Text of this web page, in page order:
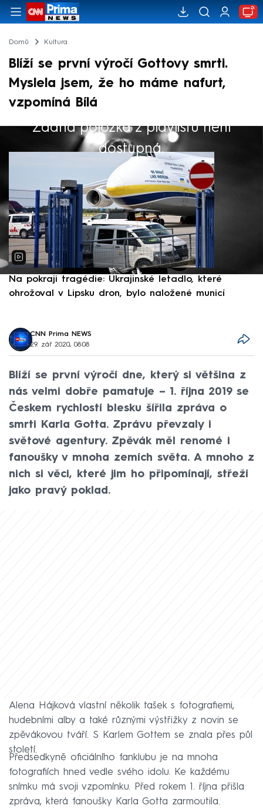
Domů Kultura
Blíží se první výročí Gottovy smrti.
Myslela jsem, že ho máme nafurt,
vzpomíná Bílá
Žádná položka z playlistu není
dostupná.
Výběr redakce
Na pokraji tragédie: Ukrajinské letadlo, které
ohrožoval v Lipsku dron, bylo naložené municí
CNN Prima NEWS
29. zář 2020, 08:08
Blíží se první výročí dne, který si většina z
nás velmi dobře pamatuje – 1. října 2019 se
Českem rychlostí blesku šířila zpráva o
smrti Karla Gotta. Zprávu převzaly i
světové agentury. Zpěvák měl renomé i
fanoušky v mnoha zemích světa. A mnoho z
nich si věci, které jim ho připomínají, střeží
jako pravý poklad.
Alena Hájková vlastní několik tašek s fotografiemi,
hudebními alby a také různými výstřižky z novin se
zpěvákovou tváří. S Karlem Gottem se znala přes půl
století.
Předsedkyně oficiálního fanklubu je na mnoha
fotografiích hned vedle svého idolu. Ke každému
snímku má svoji vzpomínku. Před rokem 1. října přišla
zpráva, která fanoušky Karla Gotta zarmoutila.